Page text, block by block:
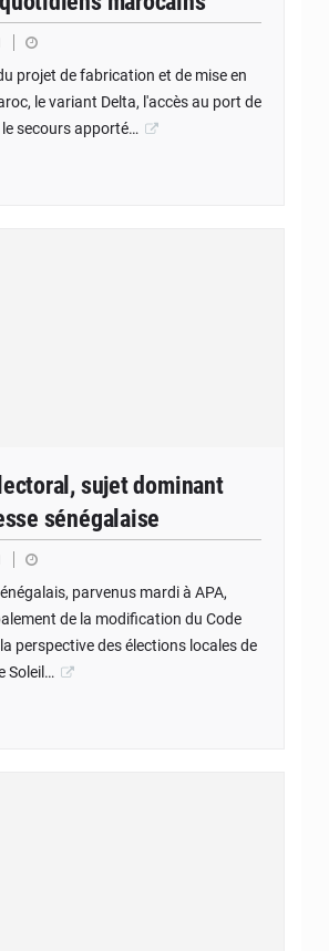
projet de fabrication et de mise en
le variant Delta, l'accès au port de
secours apporté…
sujet dominant
sénégalaise
parvenus mardi à APA,
de la modification du Code
perspective des élections locales de
Soleil…